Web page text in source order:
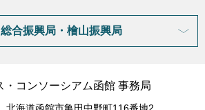
合振興局・檜山振興局
・コンソーシアム函館 事務局
北海道函館市亀田中野町116番地2